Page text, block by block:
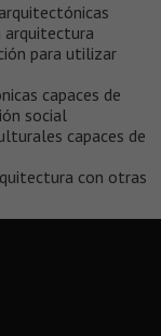
arquitectura
para utilizar
capaces de
social
capaces de
con otras